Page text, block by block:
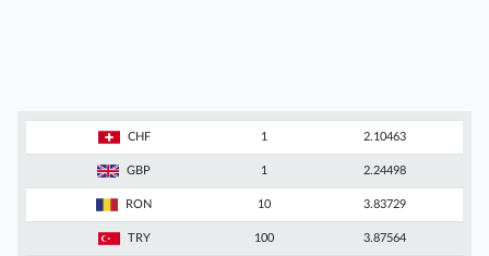
CHF 1 2.10463
GBP 1 2.24498
RON 10 3.83729
TRY 100 3.87564